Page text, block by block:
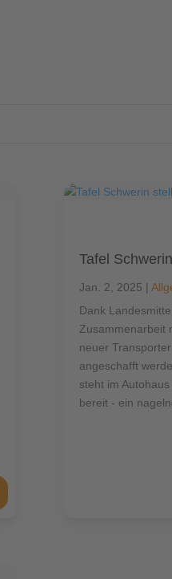
Tafel
Jan. 2, 2025 |
Dank
Zusammenarbeit
neuer
angeschafft
steht im
bereit - ein